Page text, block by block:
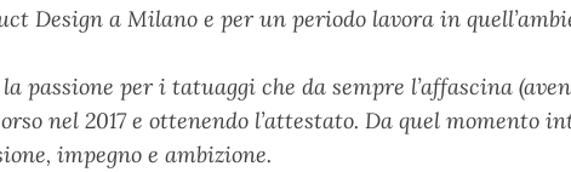
Design a Milano e per un periodo lavora in
passione per i tatuaggi che da sempre l’affascina
nel 2017 e ottenendo l’attestato. Da quel momento
impegno e ambizione.